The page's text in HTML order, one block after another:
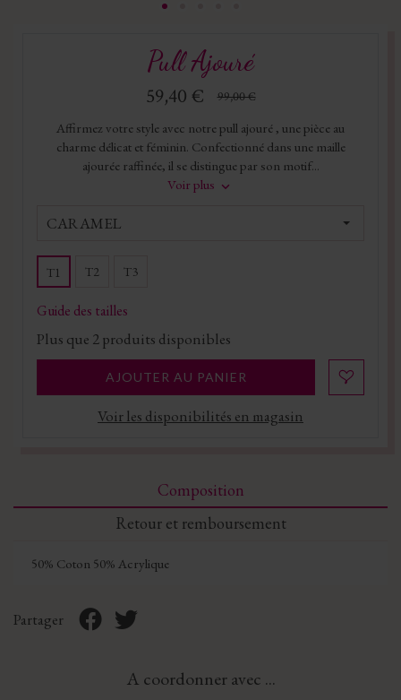
Pull Ajouré
59,40 € 99,00 €
Affirmez votre style avec notre pull ajouré , une pièce au
charme délicat et féminin. Confectionné dans une maille
ajourée raffinée, il se distingue par son motif...
Voir plus
CARAMEL
T1 T2 T3
Guide des tailles
Plus que 2produits disponibles
AJOUTER AU PANIER
Voir les disponibilités en magasin
Composition
Retour et remboursement
50% Coton 50% Acrylique
Partager
A coordonner avec ...